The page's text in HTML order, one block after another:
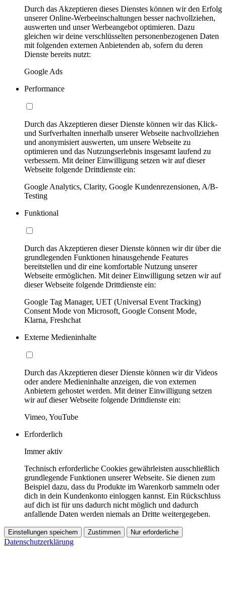
Durch das Akzeptieren dieses Dienstes können wir den Erfolg
unserer Online-Werbeeinschaltungen besser nachvollziehen,
auswerten und unser Werbeangebot optimieren. Dazu
gleichen wir deine verschlüsselten personenbezogenen Daten
mit folgenden externen Anbietenden ab, sofern du deren
Dienste bereits nutzt:
Google Ads
Performance
Durch das Akzeptieren dieser Dienste können wir das Klick-
und Surfverhalten innerhalb unserer Webseite nachvollziehen
und anonymisiert auswerten, um unsere Webseite zu
optimieren und das Nutzungserlebnis insgesamt laufend zu
verbessern. Mit deiner Einwilligung setzen wir auf dieser
Webseite folgende Drittdienste ein:
Google Analytics, Clarity, Google Kundenrezensionen, A/B-
Testing
Funktional
Durch das Akzeptieren dieser Dienste können wir dir über die
grundlegenden Funktionen hinausgehende Features
bereitstellen und dir eine komfortable Nutzung unserer
Webseite ermöglichen. Mit deiner Einwilligung setzen wir auf
dieser Webseite folgende Drittdienste ein:
Google Tag Manager, UET (Universal Event Tracking)
Consent Mode von Microsoft, Google Consent Mode,
Klarna, Freshchat
Externe Medieninhalte
Durch das Akzeptieren dieser Dienste können wir dir Videos
oder andere Medieninhalte anzeigen, die von externen
Anbietern gehostet werden. Mit deiner Einwilligung setzen
wir auf dieser Webseite folgende Drittdienste ein:
Vimeo, YouTube
Erforderlich
Immer aktiv
Technisch erforderliche Cookies gewährleisten ausschließlich
grundlegende Funktionen unserer Webseite. Sie dienen zum
Beispiel dazu, dass du Produkte im Warenkorb sammeln oder
dich in dein Kundenkonto einloggen kannst. Ein Rückschluss
auf dich ist für uns dadurch nicht möglich und dadurch
anfallende Daten werden niemals an Dritte weitergegeben.
Einstellungen speichern Zustimmen Nur erforderliche
Datenschutzerklärung